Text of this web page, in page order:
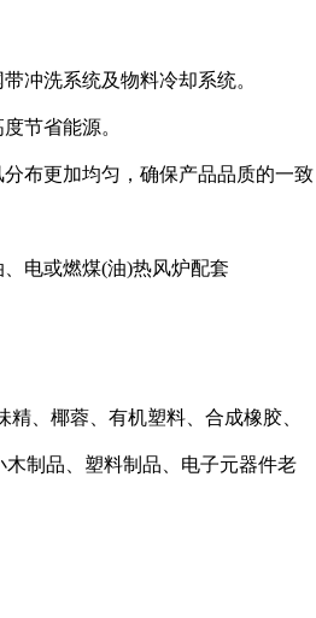
冲洗系统及物料冷却系统。
节省能源。
布更加均匀，确保产品品质的一致
电或燃煤(油)热风炉配套
、椰蓉、有机塑料、合成橡胶、
制品、塑料制品、电子元器件老